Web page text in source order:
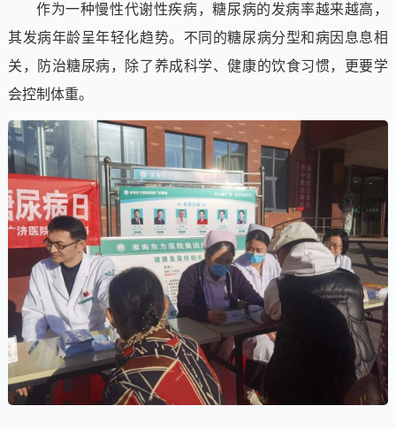
作为一种慢性代谢性疾病，糖尿病的发病率越来越高，
其发病年龄呈年轻化趋势。不同的糖尿病分型和病因息息相
关，防治糖尿病，除了养成科学、健康的饮食习惯，更要学
会控制体重。